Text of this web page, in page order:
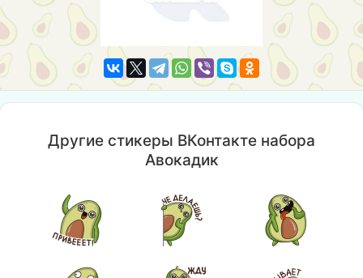
Другие стикеры ВКонтакте набора
Авокадик